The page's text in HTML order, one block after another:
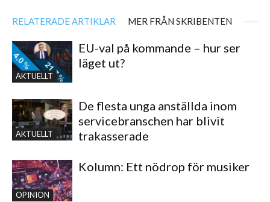
RELATERADE ARTIKLAR MER FRÅN SKRIBENTEN
AKTUELLT
EU-val på kommande – hur ser
läget ut?
AKTUELLT
De flesta unga anställda inom
servicebranschen har blivit
trakasserade
OPINION
Kolumn: Ett nödrop för musiker